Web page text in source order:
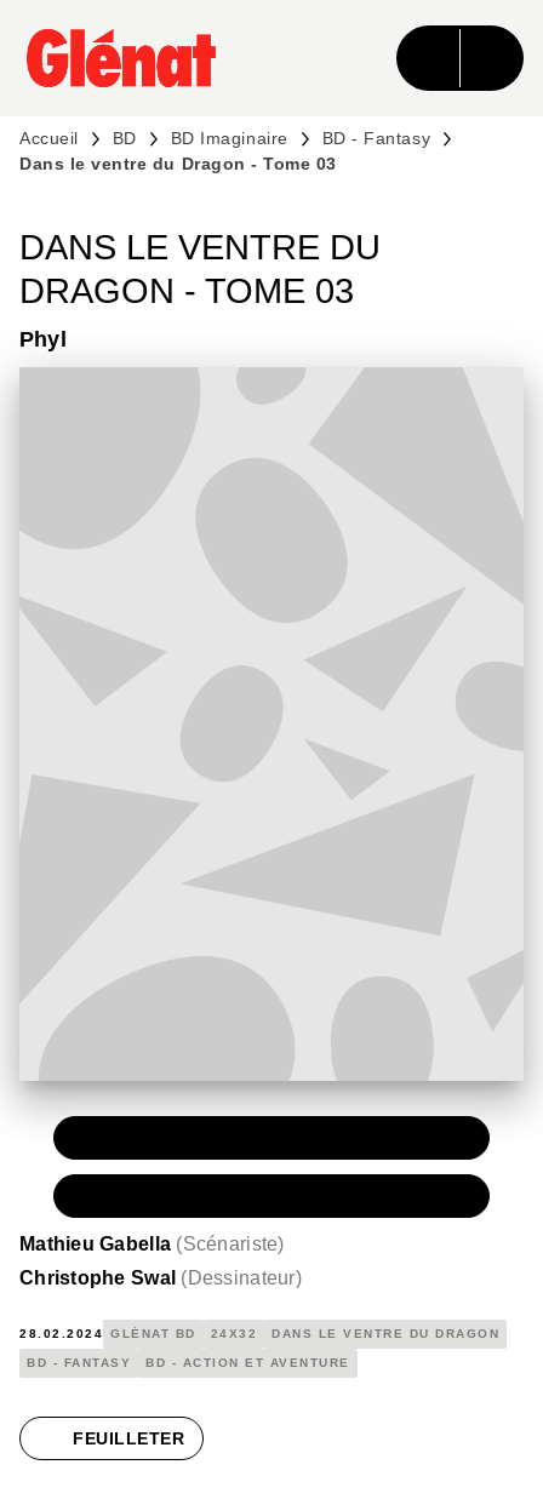
MENU RECHERCHE CONTENU
PIED DE PAGE
Accueil BD BD Imaginaire
BD - Fantasy
Dans le ventre du Dragon - Tome 03
DANS LE VENTRE DU
DRAGON - TOME 03
Phyl
Mathieu Gabella (Scénariste)
Christophe Swal (Dessinateur)
28.02.2024 GLÉNAT BD 24X32 DANS LE VENTRE DU DRAGON
BD - FANTASY BD - ACTION ET AVENTURE
FEUILLETER